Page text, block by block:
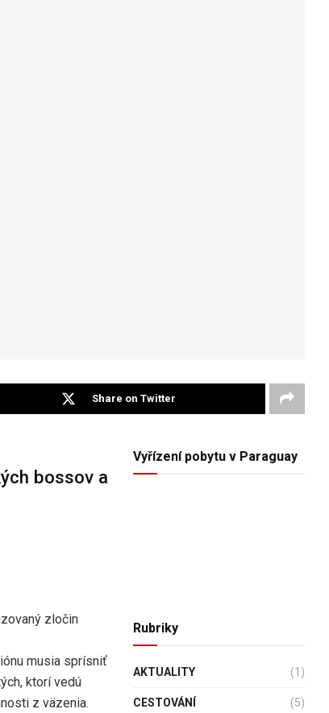
Share on Twitter
bossov a
zločin
musia sprísniť
ktorí vedú
z väzenia.
Vyřízení pobytu v Paraguay
Rubriky
AKTUALITY (1)
CESTOVÁNÍ (5)